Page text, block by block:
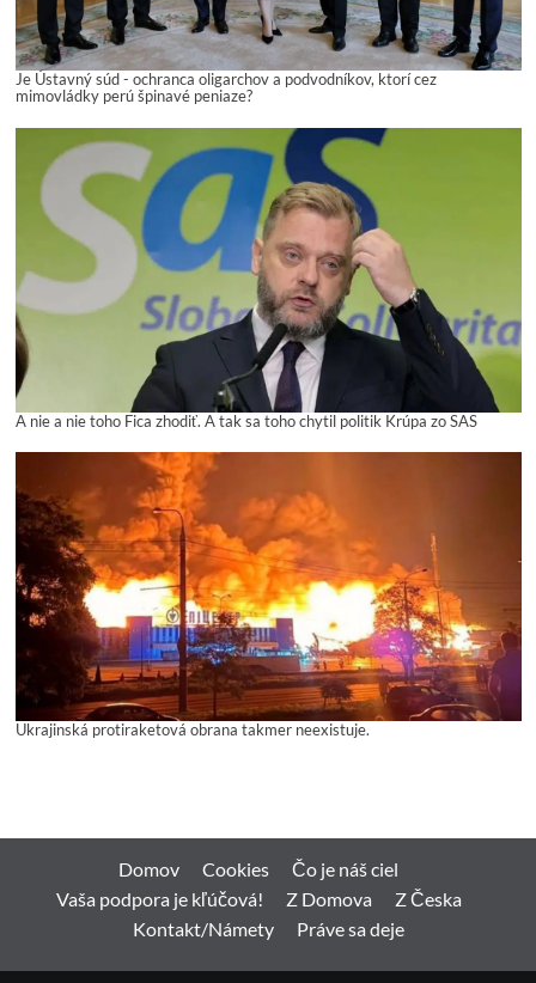
Je Ústavný súd - ochranca oligarchov a podvodníkov, ktorí cez
mimovládky perú špinavé peniaze?
A nie a nie toho Fica zhodiť. A tak sa toho chytil politik Krúpa zo SAS
Ukrajinská protiraketová obrana takmer neexistuje.
Domov Cookies
Čo je náš ciel
Vaša podpora je kľúčová!
Z Domova
Z Česka
Kontakt/Námety
Práve sa deje